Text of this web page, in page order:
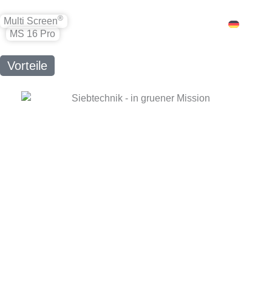
Inhalt
springen
Multi Screen®
MS 16 Pro
Vorteile